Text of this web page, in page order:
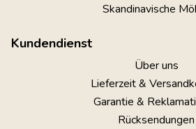
Skandinavische
Kundendienst
Über uns
Lieferzeit &
Garantie &
Rücksendungen